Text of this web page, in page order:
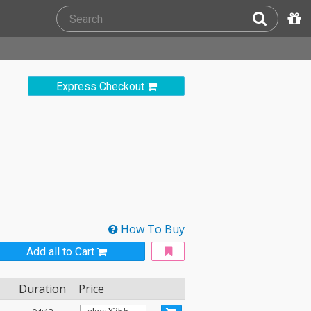
Express Checkout
How To Buy
Add all to Cart
Duration Price